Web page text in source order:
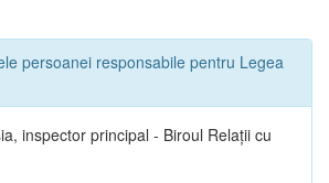
persoanei responsabile pentru Legea
inspector principal - Biroul Relații cu